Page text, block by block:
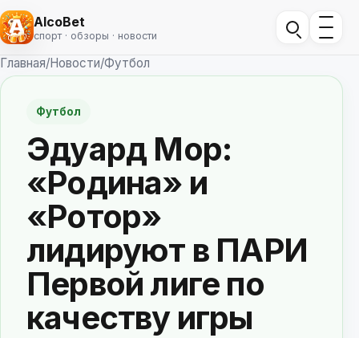
AlcoBet
спорт · обзоры · новости
Главная/Новости/Футбол
Футбол
Эдуард Мор:
«Родина» и
«Ротор»
лидируют в ПАРИ
Первой лиге по
качеству игры